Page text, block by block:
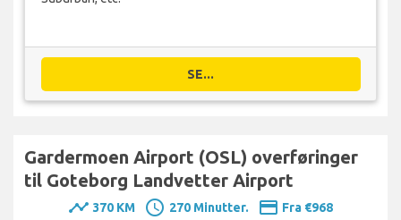
SE...
Gardermoen Airport (OSL) overføringer
til Goteborg Landvetter Airport
timeline 370 KM schedule 270 Minutter. payment Fra €968